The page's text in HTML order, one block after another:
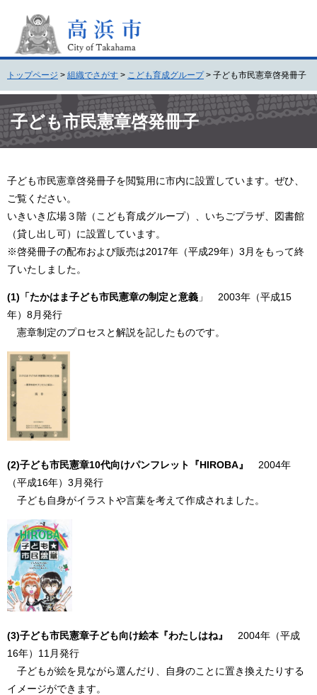
頭
で
す
。
飛
ば
し
て
本
トップページ > 組織でさがす > こども育成グループ > 子ども市民憲章啓発冊子
文子ども市民憲章啓発冊子
子ども市民憲章啓発冊子を閲覧用に市内に設置しています。ぜひ、
ご覧ください。
いきいき広場３階（こども育成グループ）、いちごプラザ、図書館
（貸し出し可）に設置しています。
※啓発冊子の配布および販売は2017年（平成29年）3月をもって終
了いたしました。
(1)「たかはま子ども市民憲章の制定と意義 」 2003年（平成15
年）8月発行
憲章制定のプロセスと解説を記したものです。
(2)子ども市民憲章10代向けパンフレット『HIROBA』
2004年
（平成16年）3月発行
子ども自身がイラストや言葉を考えて作成されました。
(3)子ども市民憲章子ども向け絵本『わたしはね』
2004年（平成
16年）11月発行
子どもが絵を見ながら選んだり、自身のことに置き換えたりする
イメージができます。